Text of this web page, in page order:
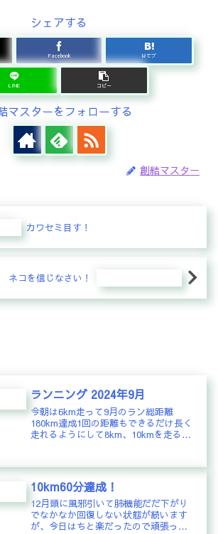
シェアする
Facebook はてブ
LINE コピー
マスターをフォローする
創結マスター
カワセミ目す！
ネコを信じなさい！
ランニング 2024年9月
今朝は6km走って9月のラン総距離
180km達成1回の距離もできるだけ長く
走れるようにして8km、10kmを走る回
10km60分達成！
12月頭に風邪引いて肺機能だだ下がり
でなかなか回復しない状態が続います
が、今日はちと楽だったので頑張って